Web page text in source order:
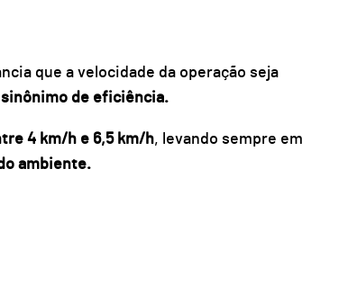
que a velocidade da operação seja
de eficiência.
4 km/h e 6,5 km/h, levando sempre em
ambiente.